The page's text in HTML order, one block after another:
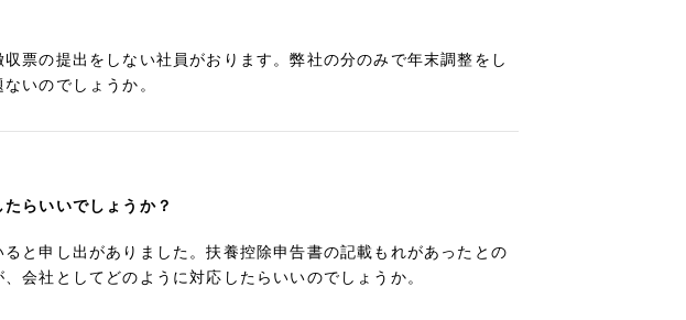
票の提出をしない社員がおります。弊社の分のみで年末調整をし
いのでしょうか。
らいいでしょうか？
と申し出がありました。扶養控除申告書の記載もれがあったとの
会社としてどのように対応したらいいのでしょうか。